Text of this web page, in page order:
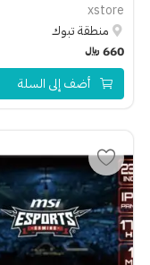
xstore
منطقة تبوك
660﷼
أضف إلى السلة